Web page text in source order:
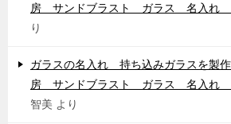
房 サンドブラスト ガラス 名入れ
り
ガラスの名入れ 持ち込みガラスを製
房 サンドブラスト ガラス 名入れ
智美 より